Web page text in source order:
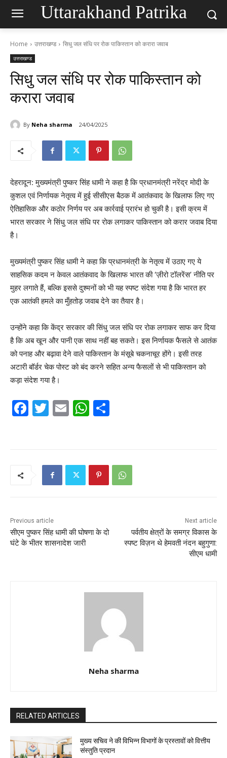
Uttarakhand Patrika
Home उत्तराखण्ड सिधु जल संधि पर रोक पाकिस्तान को करारा जवाब
उत्तराखण्ड
सिधु जल संधि पर रोक पाकिस्तान को
करारा जवाब
By Neha sharma 24/04/2025
देहरादून: मुख्यमंत्री पुष्कर सिंह धामी ने कहा है कि प्रधानमंत्री नरेंद्र मोदी के
कुशल एवं निर्णायक नेतृत्व में हुई सीसीएस बैठक में आतंकवाद के खिलाफ लिए गए
ऐतिहासिक और कठोर निर्णय पर अब कार्रवाई प्रारंभ हो चुकी है। इसी क्रम में
भारत सरकार ने सिंधु जल संधि पर रोक लगाकर पाकिस्तान को करार जवाब दिया
है।
मुख्यमंत्री पुष्कर सिंह धामी ने कहा कि प्रधानमंत्री के नेतृत्व में उठाए गए ये
साहसिक कदम न केवल आतंकवाद के खिलाफ भारत की ‘ज़ीरो टॉलरेंस’ नीति पर
मुहर लगाते हैं, बल्कि इससे दुश्मनों को भी यह स्पष्ट संदेश गया है कि भारत हर
एक आतंकी हमले का मुँहतोड़ जवाब देने का तैयार है।
उन्होंने कहा कि केंद्र सरकार की सिंधु जल संधि पर रोक लगाकर साफ कर दिया
है कि अब खून और पानी एक साथ नहीं बह सकते। इस निर्णायक फैसले से आतंक
को पनाह और बढ़ावा देने वाले पाकिस्तान के मंसूबे चकनाचूर होंगे। इसी तरह
अटारी बॉर्डर चेक पोस्ट को बंद करने सहित अन्य फैसलों से भी पाकिस्तान को
कड़ा संदेश गया है।
F
k
T
E
W
A
p
Previous article
सीएम पुष्कर सिंह धामी की घोषणा के दो
घंटे के भीतर शासनादेश जारी
Next article
पर्वतीय क्षेत्रों के समग्र विकास के
स्पष्ट विज़न थे हेमवती नंदन बहुगुणा:
सीएम धामी
Neha sharma
RELATED ARTICLES
मुख्य सचिव ने की विभिन्न विभागों के प्रस्तावों को वित्तीय
संस्तुति प्रदान